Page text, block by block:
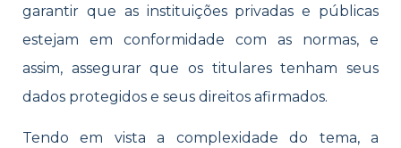
garantir que as instituições privadas e públicas
estejam em conformidade com as normas, e
assim, assegurar que os titulares tenham seus
dados protegidos e seus direitos afirmados.
Tendo em vista a complexidade do tema, a